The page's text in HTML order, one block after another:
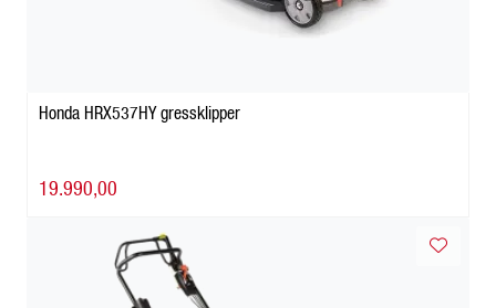
Honda HRX537HY gressklipper
19.990,00